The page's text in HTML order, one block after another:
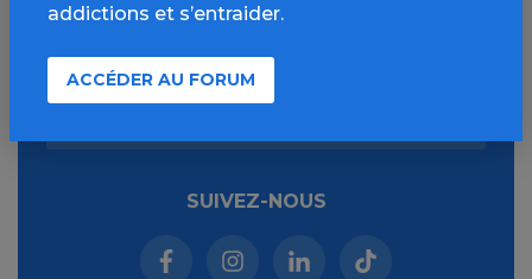
addictions et s’entraider.
ACCÉDER AU FORUM
Lutter contre les addictions,
c'est aussi s'informer
SUIVEZ-NOUS
Facebook (nouvelle fenêtre)
Instagram (nouvelle fenêtre)
Linkedin (nouvelle
Tiktok (nouvelle